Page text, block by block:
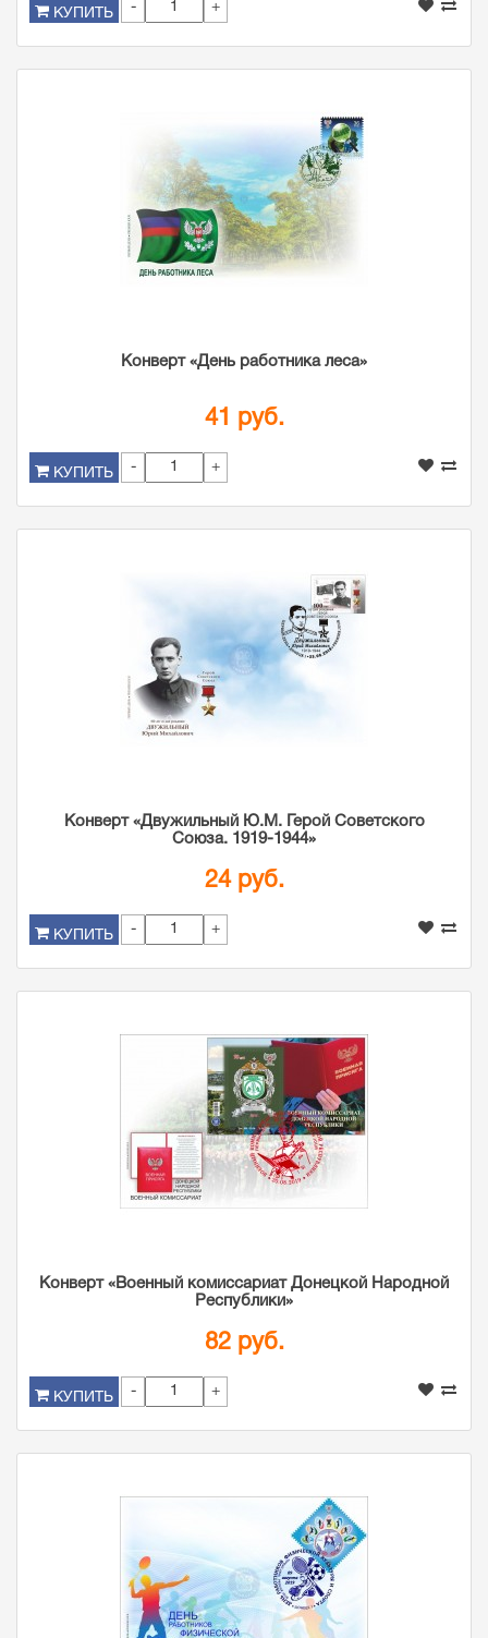
КУПИТЬ - +
Конверт «День работника леса»
41 руб.
КУПИТЬ - +
Конверт «Двужильный Ю.М. Герой Советского
Союза. 1919-1944»
24 руб.
КУПИТЬ - +
Конверт «Военный комиссариат Донецкой Народной
Республики»
82 руб.
КУПИТЬ - +